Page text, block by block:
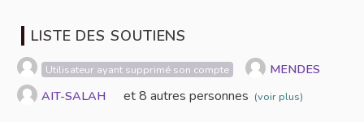
LISTE DES SOUTIENS
Utilisateur ayant supprimé son compte
MENDES
AIT-SALAH
et 8 autres personnes (voir plus)